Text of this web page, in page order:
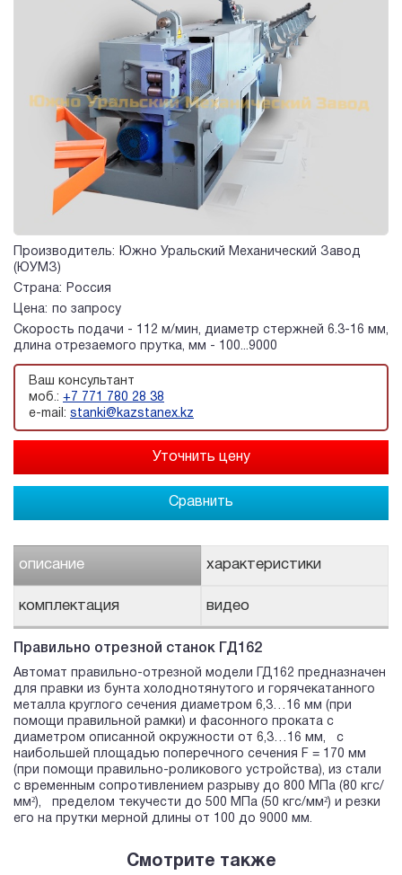
Производитель:
Южно Уральский Механический Завод
(ЮУМЗ)
Страна:
Россия
Цена:
по запросу
Скорость подачи - 112 м/мин, диаметр стержней 6.3-16 мм,
длина отрезаемого прутка, мм - 100...9000
Ваш консультант
моб.: +7 771 780 28 38
e-mail: stanki@kazstanex.kz
Сравнить
описание характеристики
комплектация видео
Правильно отрезной станок ГД162
Автомат правильно-отрезной модели ГД162 предназначен
для правки из бунта холоднотянутого и горячекатанного
металла круглого сечения диаметром 6,3…16 мм (при
помощи правильной рамки) и фасонного проката с
диаметром описанной окружности от 6,3…16 мм, с
наибольшей площадью поперечного сечения F = 170 мм
(при помощи правильно-роликового устройства), из стали
с временным сопротивлением разрыву до 800 МПа (80 кгс/
мм²), пределом текучести до 500 МПа (50 кгс/мм²) и резки
его на прутки мерной длины от 100 до 9000 мм.
Смотрите также